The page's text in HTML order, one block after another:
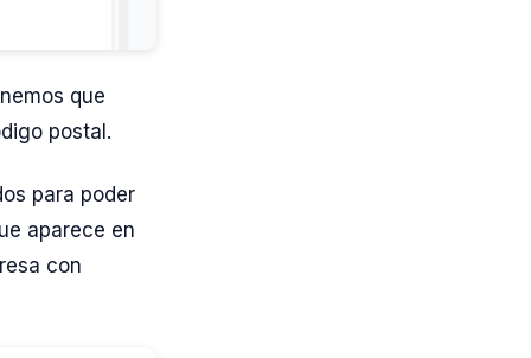
que
postal.
para poder
aparece en
con